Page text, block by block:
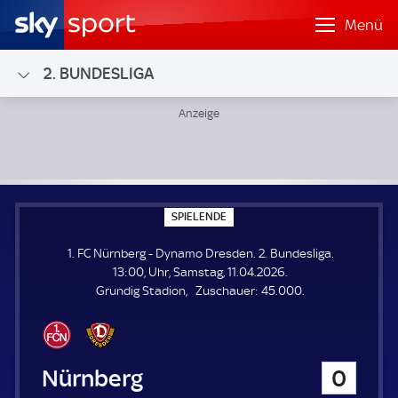
Menü
2. BUNDESLIGA
SPIELENDE
P
E
L
E
N
1. FC Nürnberg - Dynamo Dresden. 2. Bundesliga.
13:00, Uhr, Samstag, 11.04.2026.
Grundig Stadion
Zuschauer: Z
45.000.
1. FC Nürnberg
0